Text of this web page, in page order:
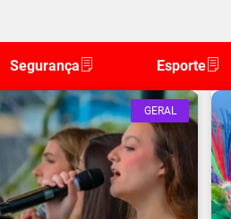
Segurança Esporte
GERAL